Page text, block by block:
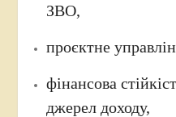
ЗВО,
проєктне
фінансова
джерел доходу,